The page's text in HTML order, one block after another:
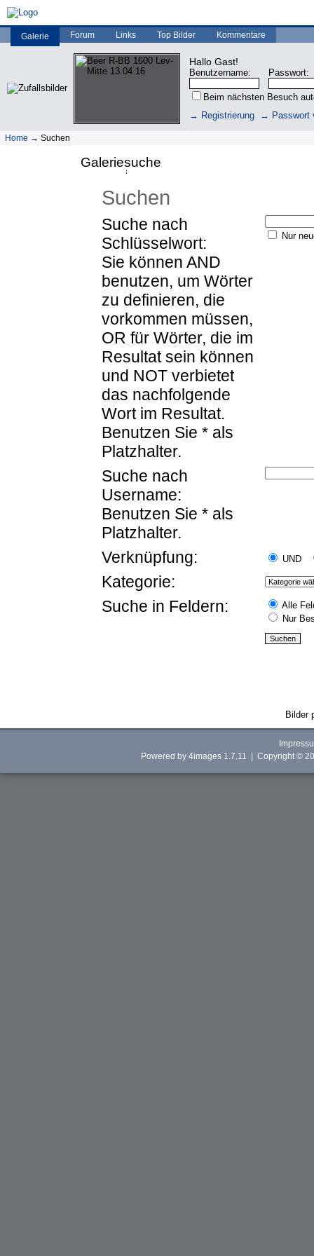
Galerie Forum Links Top Bilder Kommentare
Hallo Gast!
Benutzername: Passwort:
Beim nächsten Besuch
→ Registrierung
→ Passwort
Home → Suchen
Galeriesuche
Suchen
Suche nach
Schlüsselwort:
Sie können AND
benutzen, um Wörter
zu definieren, die
vorkommen müssen,
OR für Wörter, die im
Resultat sein können
und NOT verbietet
das nachfolgende
Wort im Resultat.
Benutzen Sie * als
Platzhalter.
Nur
Suche nach
Username:
Benutzen Sie * als
Platzhalter.
Verknüpfung:
UND
Kategorie:
Suche in Feldern:
Alle
Nur
Bilder
Powered by 4images 1.7.11 | Copyright ©